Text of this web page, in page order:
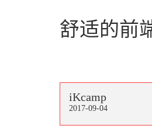
舒适的前
iKcamp
2017-09-04